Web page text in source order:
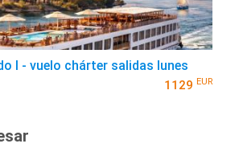
I - vuelo chárter salidas lunes
1129 EUR